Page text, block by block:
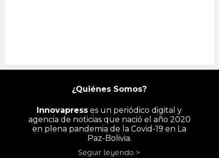
¿Quiénes Somos?
Innovapress es un periódico digital y
agencia de noticias que nació el año 2020
en plena pandemia de la Covid-19 en La
Paz-Bolivia.
Seguir leyendo >